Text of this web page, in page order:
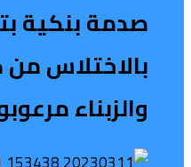
صدمة بنكية
بالاختلاس من
والزبناء